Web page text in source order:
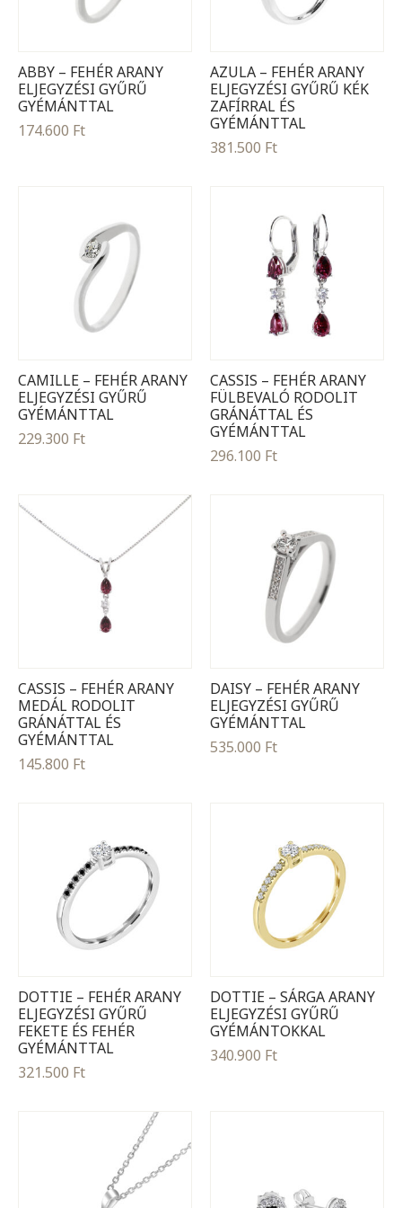
ABBY – FEHÉR ARANY
ELJEGYZÉSI GYŰRŰ
GYÉMÁNTTAL
174.600 Ft
AZULA – FEHÉR ARANY
ELJEGYZÉSI GYŰRŰ KÉK
ZAFÍRRAL ÉS
GYÉMÁNTTAL
381.500 Ft
CAMILLE – FEHÉR ARANY
ELJEGYZÉSI GYŰRŰ
GYÉMÁNTTAL
229.300 Ft
CASSIS – FEHÉR ARANY
FÜLBEVALÓ RODOLIT
GRÁNÁTTAL ÉS
GYÉMÁNTTAL
296.100 Ft
CASSIS – FEHÉR ARANY
MEDÁL RODOLIT
GRÁNÁTTAL ÉS
GYÉMÁNTTAL
145.800 Ft
DAISY – FEHÉR ARANY
ELJEGYZÉSI GYŰRŰ
GYÉMÁNTTAL
535.000 Ft
DOTTIE – FEHÉR ARANY
ELJEGYZÉSI GYŰRŰ
FEKETE ÉS FEHÉR
GYÉMÁNTTAL
321.500 Ft
DOTTIE – SÁRGA ARANY
ELJEGYZÉSI GYŰRŰ
GYÉMÁNTOKKAL
340.900 Ft